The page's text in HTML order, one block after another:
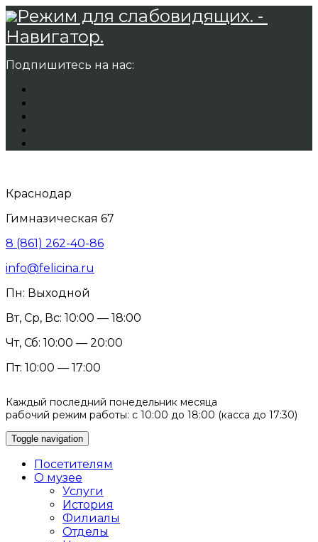
Режим для слабовидящих. -
Навигатор.
Подпишитесь на нас:
Краснодар
Гимназическая 67
8 (861) 262-40-86
info@felicina.ru
Пн: Выходной
Вт, Ср, Вс: 10:00 — 18:00
Чт, Сб: 10:00 — 20:00
Пт: 10:00 — 17:00
Каждый последний понедельник месяца
рабочий режим работы: с 10:00 до 18:00 (касса до 17:30)
Toggle navigation
Посетителям
О музее
Услуги
История
Филиалы
Отделы